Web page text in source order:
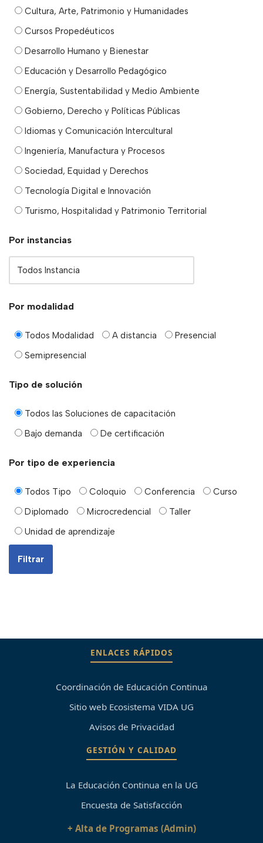
Cultura, Arte, Patrimonio y Humanidades
Cursos Propedéuticos
Desarrollo Humano y Bienestar
Educación y Desarrollo Pedagógico
Energía, Sustentabilidad y Medio Ambiente
Gobierno, Derecho y Políticas Públicas
Idiomas y Comunicación Intercultural
Ingeniería, Manufactura y Procesos
Sociedad, Equidad y Derechos
Tecnología Digital e Innovación
Turismo, Hospitalidad y Patrimonio Territorial
Por instancias
Por modalidad
Todos Modalidad A distancia
Presencial
Semipresencial
Tipo de solución
Todos las Soluciones de capacitación
Bajo demanda
De certificación
Por tipo de experiencia
Todos Tipo Coloquio Conferencia
Curso
Diplomado
Microcredencial
Taller
Unidad de aprendizaje
ENLACES RÁPIDOS
Coordinación de Educación Continua
Sitio web Ecosistema VIDA UG
Avisos de Privacidad
GESTIÓN Y CALIDAD
La Educación Continua en la UG
Encuesta de Satisfacción
+ Alta de Programas (Admin)